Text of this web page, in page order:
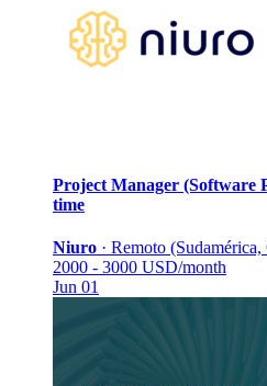
Project Manager (Software
time
Niuro · Remoto
2000 - 3000 USD/month
Jun 01